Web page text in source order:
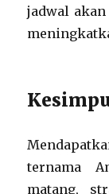
jadwal
ternama
matang,